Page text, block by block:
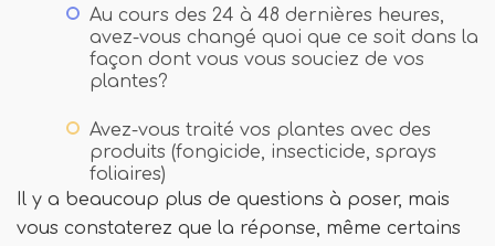
Au cours des 24 à 48 dernières heures,
avez-vous changé quoi que ce soit dans la
façon dont vous vous souciez de vos
plantes?
Avez-vous traité vos plantes avec des
produits (fongicide, insecticide, sprays
foliaires)
Il y a beaucoup plus de questions à poser, mais
vous constaterez que la réponse, même certains